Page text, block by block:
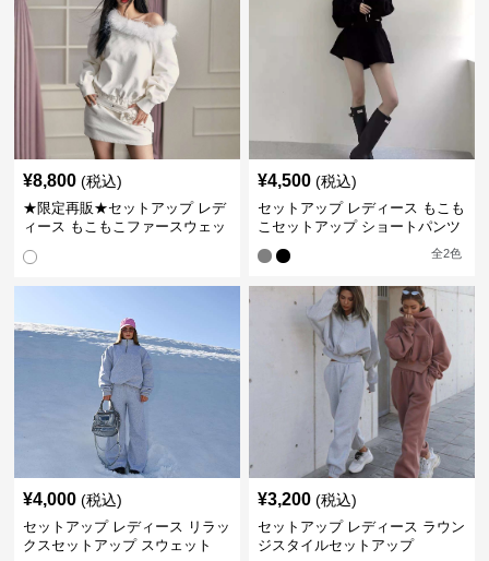
¥8,800 (税込)
★限定再販★セットアップ レデ
ィース もこもこファースウェッ
¥4,500 (税込)
セットアップ レディース もこも
こセットアップ ショートパンツ
全2色
¥4,000 (税込)
セットアップ レディース リラッ
クスセットアップ スウェット
¥3,200 (税込)
セットアップ レディース ラウン
ジスタイルセットアップ